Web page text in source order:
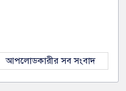
আপলোডকারীর সব সংবাদ